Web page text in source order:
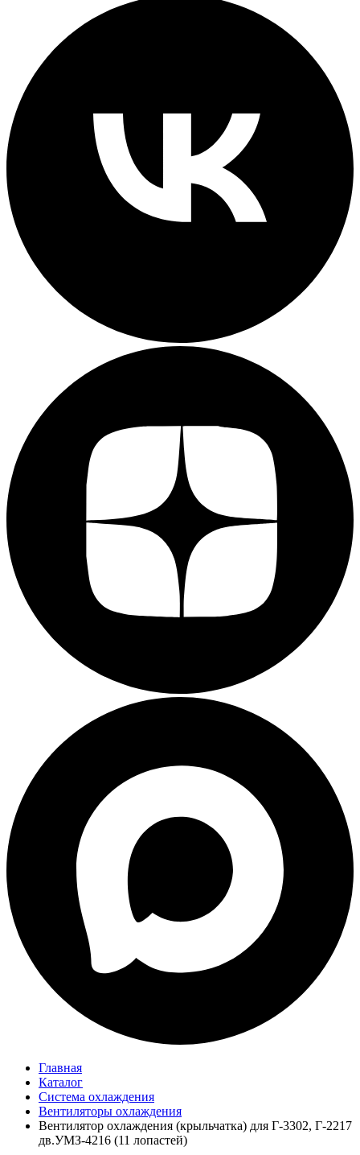
Главная
Каталог
Система охлаждения
Вентиляторы охлаждения
Вентилятор охлаждения (крыльчатка) для Г-3302, Г-2217
дв.УМЗ-4216 (11 лопастей)